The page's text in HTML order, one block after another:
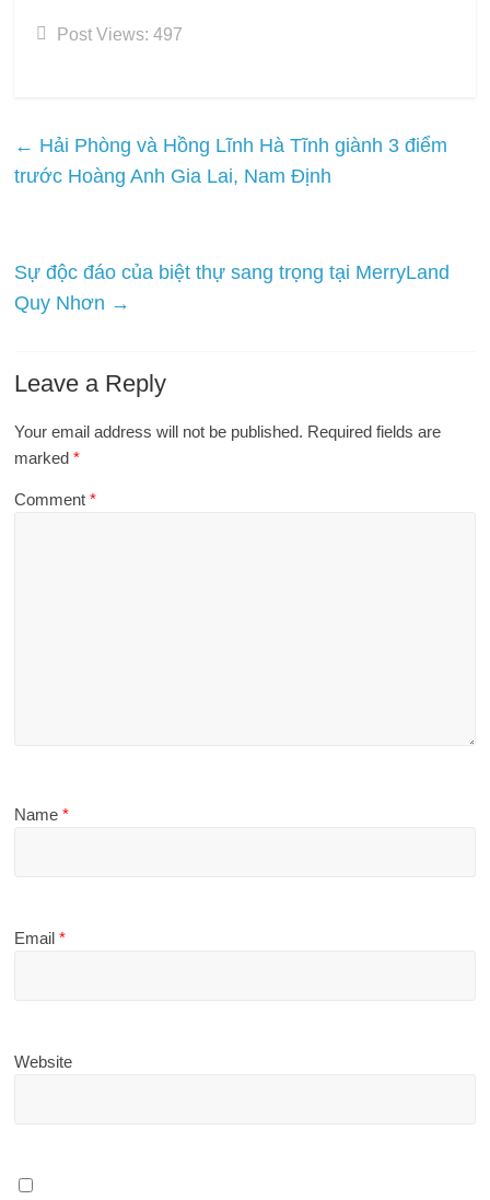
Post Views: 497
← Hải Phòng và Hồng Lĩnh Hà Tĩnh giành 3 điểm
trước Hoàng Anh Gia Lai, Nam Định
Sự độc đáo của biệt thự sang trọng tại MerryLand
Quy Nhơn →
Leave a Reply
Your email address will not be published. Required fields are
marked*
Comment*
Name*
Email*
Website